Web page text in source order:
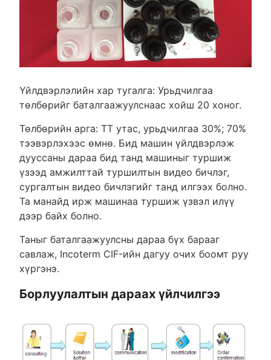
Үйлдвэрлэлийн хар тугалга: Урьдчилгаа
төлбөрийг баталгаажуулснаас хойш 20 хоног.
Төлбөрийн арга: TT утас, урьдчилгаа 30%; 70%
тээвэрлэхээс өмнө. Бид машин үйлдвэрлэж
дууссаны дараа бид танд машиныг туршиж
үзээд амжилттай туршилтын видео бичлэг,
сургалтын видео бичлэгийг танд илгээх болно.
Та манайд ирж машинаа туршиж үзвэл илүү
дээр байх болно.
Таныг баталгаажуулсны дараа бүх барааг
савлаж, Incoterm CIF-ийн дагуу очих боомт руу
хүргэнэ.
Борлуулалтын дараах үйлчилгээ